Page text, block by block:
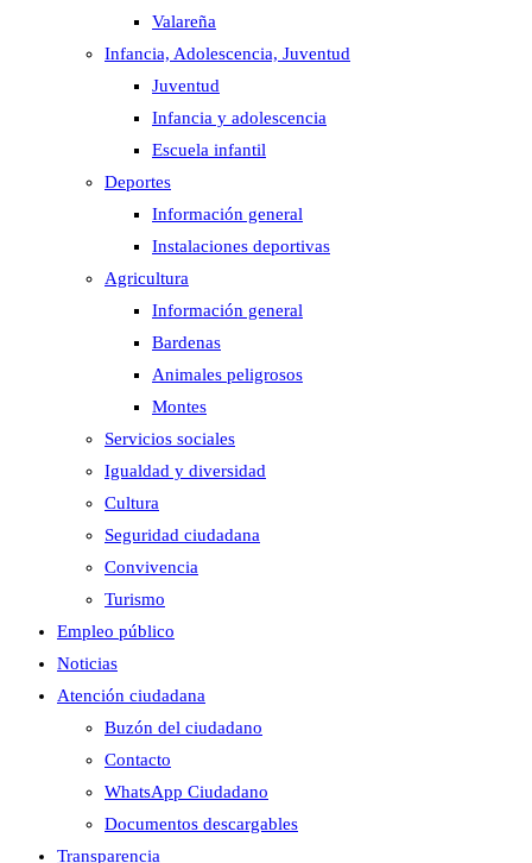
Valareña
Infancia, Adolescencia, Juventud
Juventud
Infancia y adolescencia
Escuela infantil
Deportes
Información general
Instalaciones deportivas
Agricultura
Información general
Bardenas
Animales peligrosos
Montes
Servicios sociales
Igualdad y diversidad
Cultura
Seguridad ciudadana
Convivencia
Turismo
Empleo público
Noticias
Atención ciudadana
Buzón del ciudadano
Contacto
WhatsApp Ciudadano
Documentos descargables
Transparencia